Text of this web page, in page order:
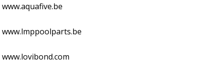
www.aquafive.be
www.lmppoolparts.be
www.lovibond.com